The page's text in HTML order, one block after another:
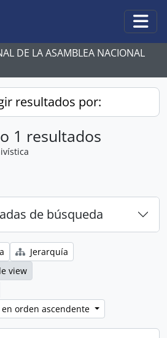
DE LA ASAMBLEA NACIONAL
resultados por:
1 resultados
de búsqueda
Jerarquía
view
orden ascendente